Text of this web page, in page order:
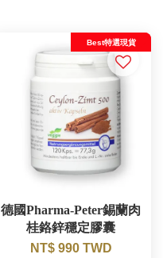
Best特選現貨
德國Pharma-Peter錫蘭肉
桂鉻鋅穩定膠囊
NT$ 990 TWD